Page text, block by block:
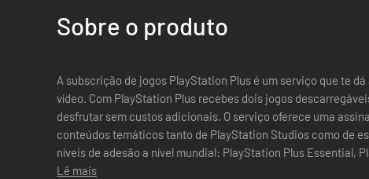
Sobre o produto
A subscrição de jogos PlayStation Plus é um serviço que te
vídeo. Com PlayStation Plus recebes dois jogos
desfrutar sem custos adicionais. O serviço oferece uma assinatura de jogo atractiva com
conteúdos temáticos tanto de PlayStation Studios como de
níveis de adesão a nível mundial: PlayStation Plus Essential,
Plus Premium. ...
Lê mais